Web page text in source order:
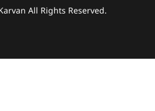
All Rights Reserved.